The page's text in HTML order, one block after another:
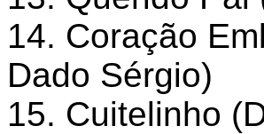
14. Coração
Dado Sérgio)
15. Cuitelinho